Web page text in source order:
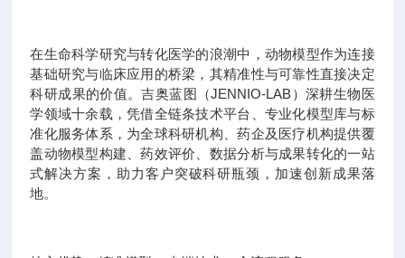
在生命科学研究与转化医学的浪潮中，动物模型作为连接
基础研究与临床应用的桥梁，其精准性与可靠性直接决定
科研成果的价值。吉奥蓝图（JENNIO-LAB）深耕生物医
学领域十余载，凭借全链条技术平台、专业化模型库与标
准化服务体系，为全球科研机构、药企及医疗机构提供覆
盖动物模型构建、药效评价、数据分析与成果转化的一站
式解决方案，助力客户突破科研瓶颈，加速创新成果落
地。